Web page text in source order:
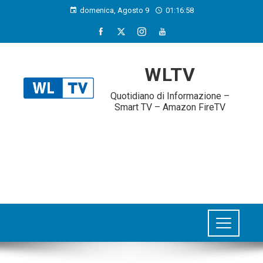
domenica, Agosto 9 01:16:59
WLTV
Quotidiano di Informazione –
Smart TV – Amazon FireTV